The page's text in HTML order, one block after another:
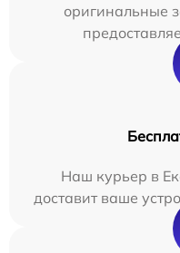
оригинальные
Наш курьер в
доставит ваше